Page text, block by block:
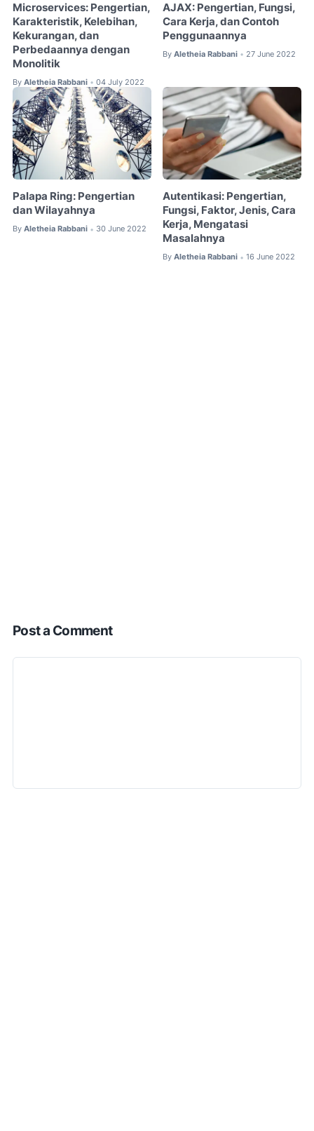
Microservices: Pengertian,
Karakteristik, Kelebihan,
Kekurangan, dan
Perbedaannya dengan
Monolitik
By Aletheia Rabbani • 04 July 2022
AJAX: Pengertian, Fungsi,
Cara Kerja, dan Contoh
Penggunaannya
By Aletheia Rabbani • 27 June 2022
Palapa Ring: Pengertian
dan Wilayahnya
By Aletheia Rabbani • 30 June 2022
Autentikasi: Pengertian,
Fungsi, Faktor, Jenis, Cara
Kerja, Mengatasi
Masalahnya
By Aletheia Rabbani • 16 June 2022
Post a Comment